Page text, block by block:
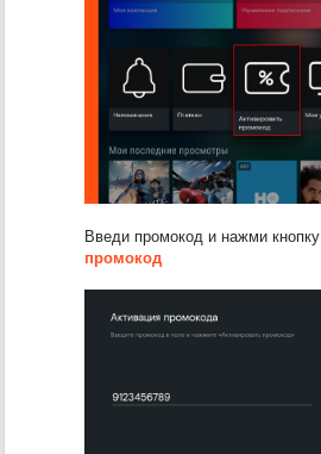
Введи промокод и нажми кнопку
промокод